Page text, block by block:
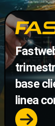
base
linea